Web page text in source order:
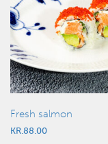
på
Fresh salmon
KR. 88.00